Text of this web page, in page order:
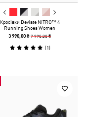
Кросівки Deviate NITRO™ 4
Running Shoes Women
3 990,00 ₴7 990,00 ₴
(1)